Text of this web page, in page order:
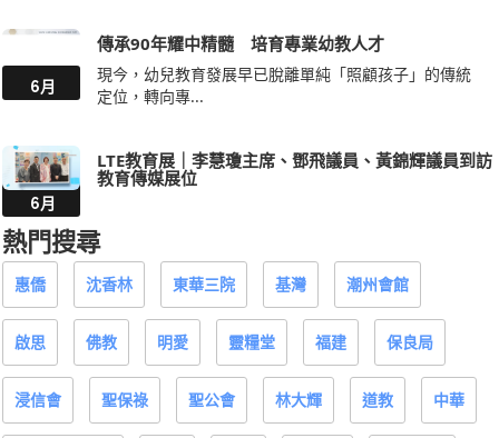
6月
定位，轉向專...
6月
LTE教育展｜李慧瓊主席、鄧飛議員、黃錦輝議員到訪
熱門搜尋
惠僑 沈香林
啟思 佛教 明愛 靈糧堂 保良局
浸信會 聖保祿 聖公會 林大輝 道教
Good School 附屬 好學校 仁濟醫院